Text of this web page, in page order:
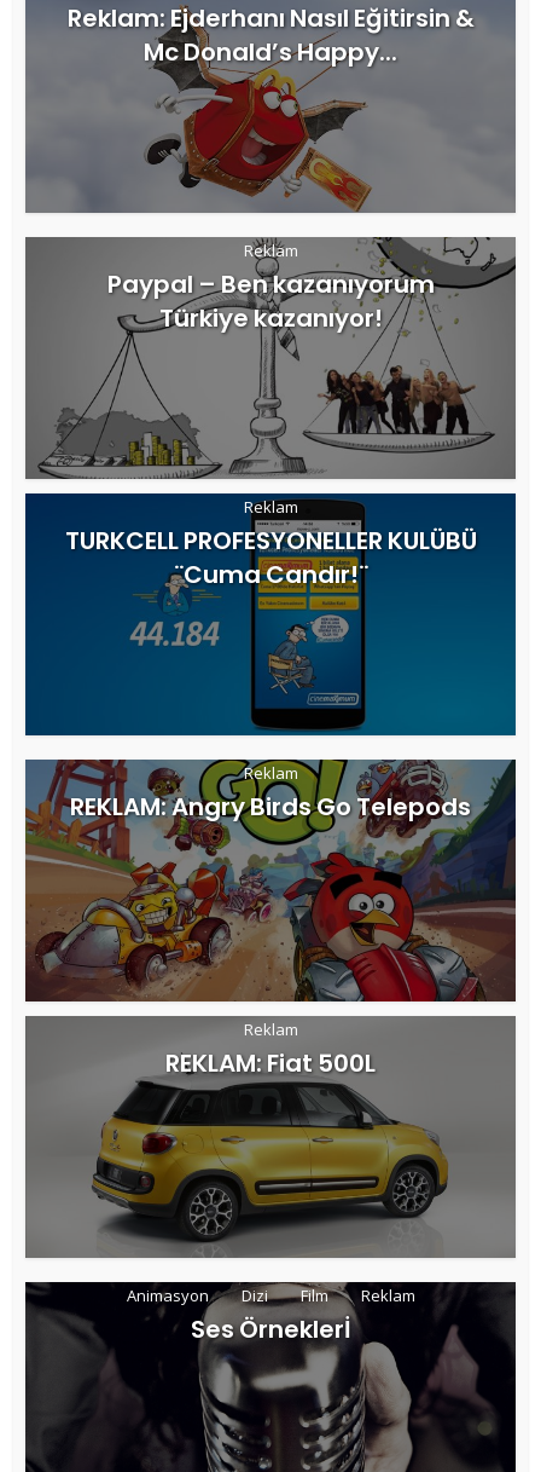
Reklam: Ejderhanı Nasıl Eğitirsin &
Mc Donald’s Happy...
Reklam
Paypal – Ben kazanıyorum
Türkiye kazanıyor!
Reklam
TURKCELL PROFESYONELLER KULÜBÜ
¨Cuma Candır!¨
Reklam
REKLAM: Angry Birds Go Telepods
Reklam
REKLAM: Fiat 500L
Animasyon Dizi Film Reklam
Ses Örneklerİ